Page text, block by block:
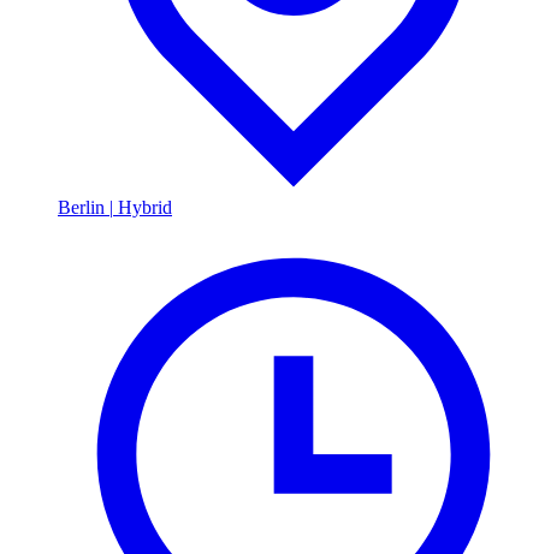
Berlin | Hybrid